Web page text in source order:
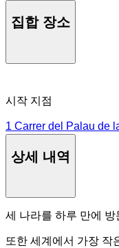
집합 장소
시작 지점
1 Carrer del Palau de
상세 내역
세 나라를 하루 만에
또한 세계에서 가장 작